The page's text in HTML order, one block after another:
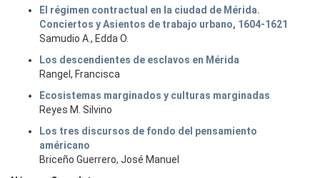
El régimen contractual en la ciudad de Mérida.
Conciertos y Asientos de trabajo urbano, 1604-1621
Samudio A., Edda O.
Los descendientes de esclavos en Mérida
Rangel, Francisca
Ecosistemas marginados y culturas marginadas
Reyes M. Silvino
Los tres discursos de fondo del pensamiento
américano
Briceño Guerrero, José Manuel